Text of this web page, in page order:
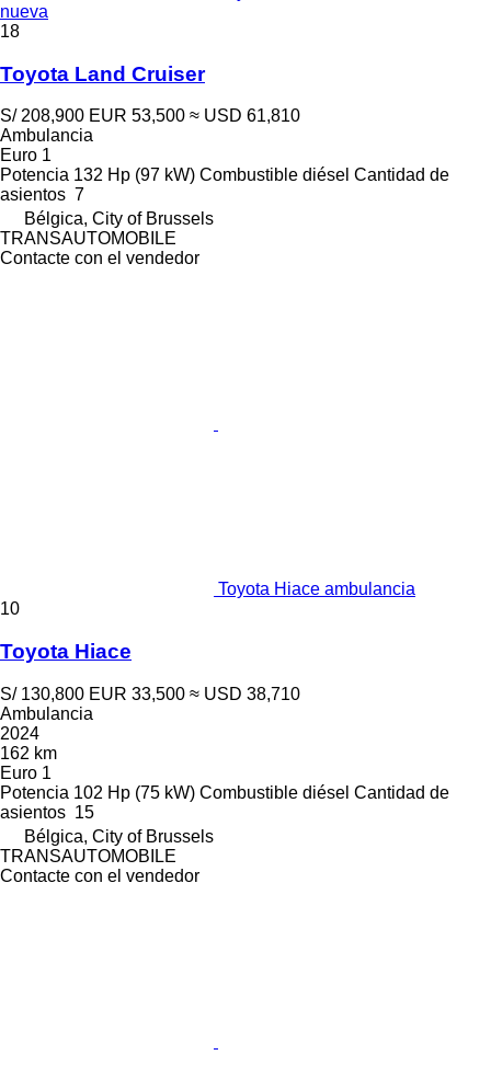
nueva
18
Toyota Land Cruiser
S/ 208,900 EUR 53,500 ≈ USD 61,810
Ambulancia
Euro 1
Potencia 132 Hp (97 kW) Combustible diésel Cantidad de
asientos 7
Bélgica, City of Brussels
TRANSAUTOMOBILE
Contacte con el vendedor
Toyota Hiace ambulancia
10
Toyota Hiace
S/ 130,800 EUR 33,500 ≈ USD 38,710
Ambulancia
2024
162 km
Euro 1
Potencia 102 Hp (75 kW) Combustible diésel Cantidad de
asientos 15
Bélgica, City of Brussels
TRANSAUTOMOBILE
Contacte con el vendedor